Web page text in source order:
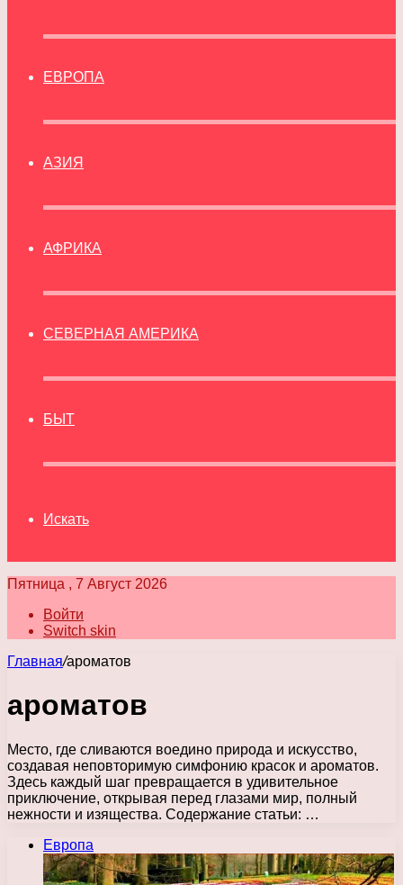
ЕВРОПА
АЗИЯ
АФРИКА
СЕВЕРНАЯ АМЕРИКА
БЫТ
Искать
Пятница , 7 Август 2026
Войти
Switch skin
Главная/ароматов
ароматов
Место, где сливаются воедино природа и искусство,
создавая неповторимую симфонию красок и ароматов.
Здесь каждый шаг превращается в удивительное
приключение, открывая перед глазами мир, полный
нежности и изящества. Содержание статьи: …
Европа